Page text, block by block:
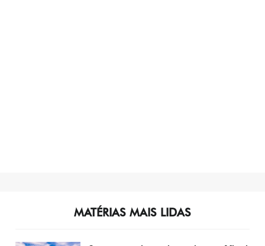
MATÉRIAS MAIS LIDAS